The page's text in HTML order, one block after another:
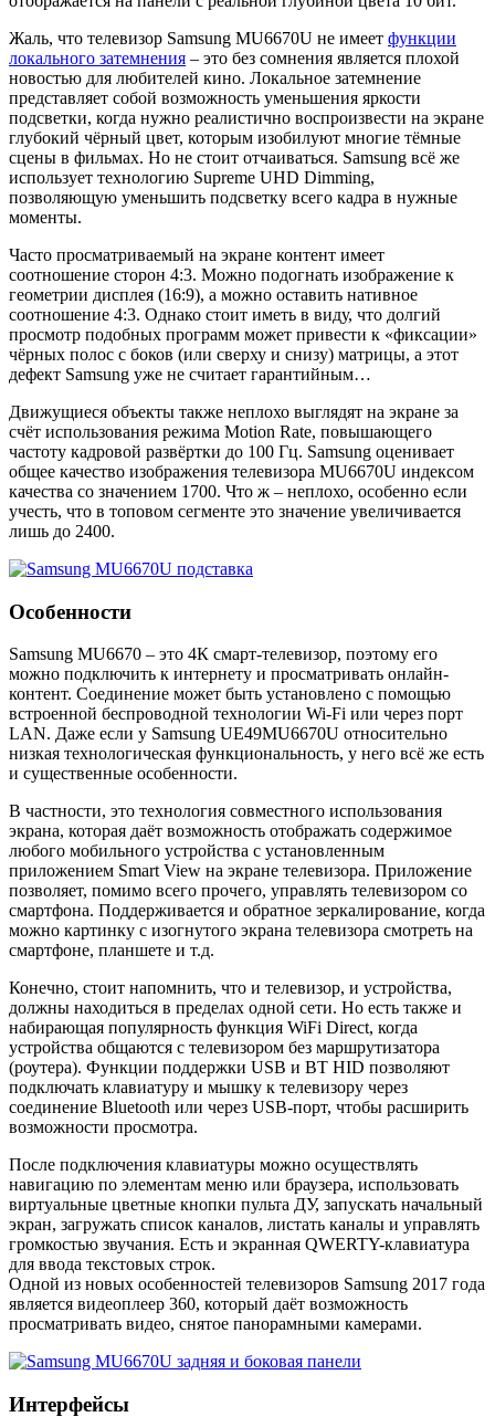
Жаль, что телевизор Samsung MU6670U не имеет функции
локального затемнения – это без сомнения является плохой
новостью для любителей кино. Локальное затемнение
представляет собой возможность уменьшения яркости
подсветки, когда нужно реалистично воспроизвести на экране
глубокий чёрный цвет, которым изобилуют многие тёмные
сцены в фильмах. Но не стоит отчаиваться. Samsung всё же
использует технологию Supreme UHD Dimming,
позволяющую уменьшить подсветку всего кадра в нужные
моменты.
Часто просматриваемый на экране контент имеет
соотношение сторон 4:3. Можно подогнать изображение к
геометрии дисплея (16:9), а можно оставить нативное
соотношение 4:3. Однако стоит иметь в виду, что долгий
просмотр подобных программ может привести к «фиксации»
чёрных полос с боков (или сверху и снизу) матрицы, а этот
дефект Samsung уже не считает гарантийным…
Движущиеся объекты также неплохо выглядят на экране за
счёт использования режима Motion Rate, повышающего
частоту кадровой развёртки до 100 Гц. Samsung оценивает
общее качество изображения телевизора MU6670U индексом
качества со значением 1700. Что ж – неплохо, особенно если
учесть, что в топовом сегменте это значение увеличивается
лишь до 2400.
Особенности
Samsung MU6670 – это 4К смарт-телевизор, поэтому его
можно подключить к интернету и просматривать онлайн-
контент. Соединение может быть установлено с помощью
встроенной беспроводной технологии Wi-Fi или через порт
LAN. Даже если у Samsung UE49MU6670U относительно
низкая технологическая функциональность, у него всё же есть
и существенные особенности.
В частности, это технология совместного использования
экрана, которая даёт возможность отображать содержимое
любого мобильного устройства с установленным
приложением Smart View на экране телевизора. Приложение
позволяет, помимо всего прочего, управлять телевизором со
смартфона. Поддерживается и обратное зеркалирование, когда
можно картинку с изогнутого экрана телевизора смотреть на
смартфоне, планшете и т.д.
Конечно, стоит напомнить, что и телевизор, и устройства,
должны находиться в пределах одной сети. Но есть также и
набирающая популярность функция WiFi Direct, когда
устройства общаются с телевизором без маршрутизатора
(роутера). Функции поддержки USB и BT HID позволяют
подключать клавиатуру и мышку к телевизору через
соединение Bluetooth или через USB-порт, чтобы расширить
возможности просмотра.
После подключения клавиатуры можно осуществлять
навигацию по элементам меню или браузера, использовать
виртуальные цветные кнопки пульта ДУ, запускать начальный
экран, загружать список каналов, листать каналы и управлять
громкостью звучания. Есть и экранная QWERTY-клавиатура
для ввода текстовых строк.
Одной из новых особенностей телевизоров Samsung 2017 года
является видеоплеер 360, который даёт возможность
просматривать видео, снятое панорамными камерами.
Интерфейсы